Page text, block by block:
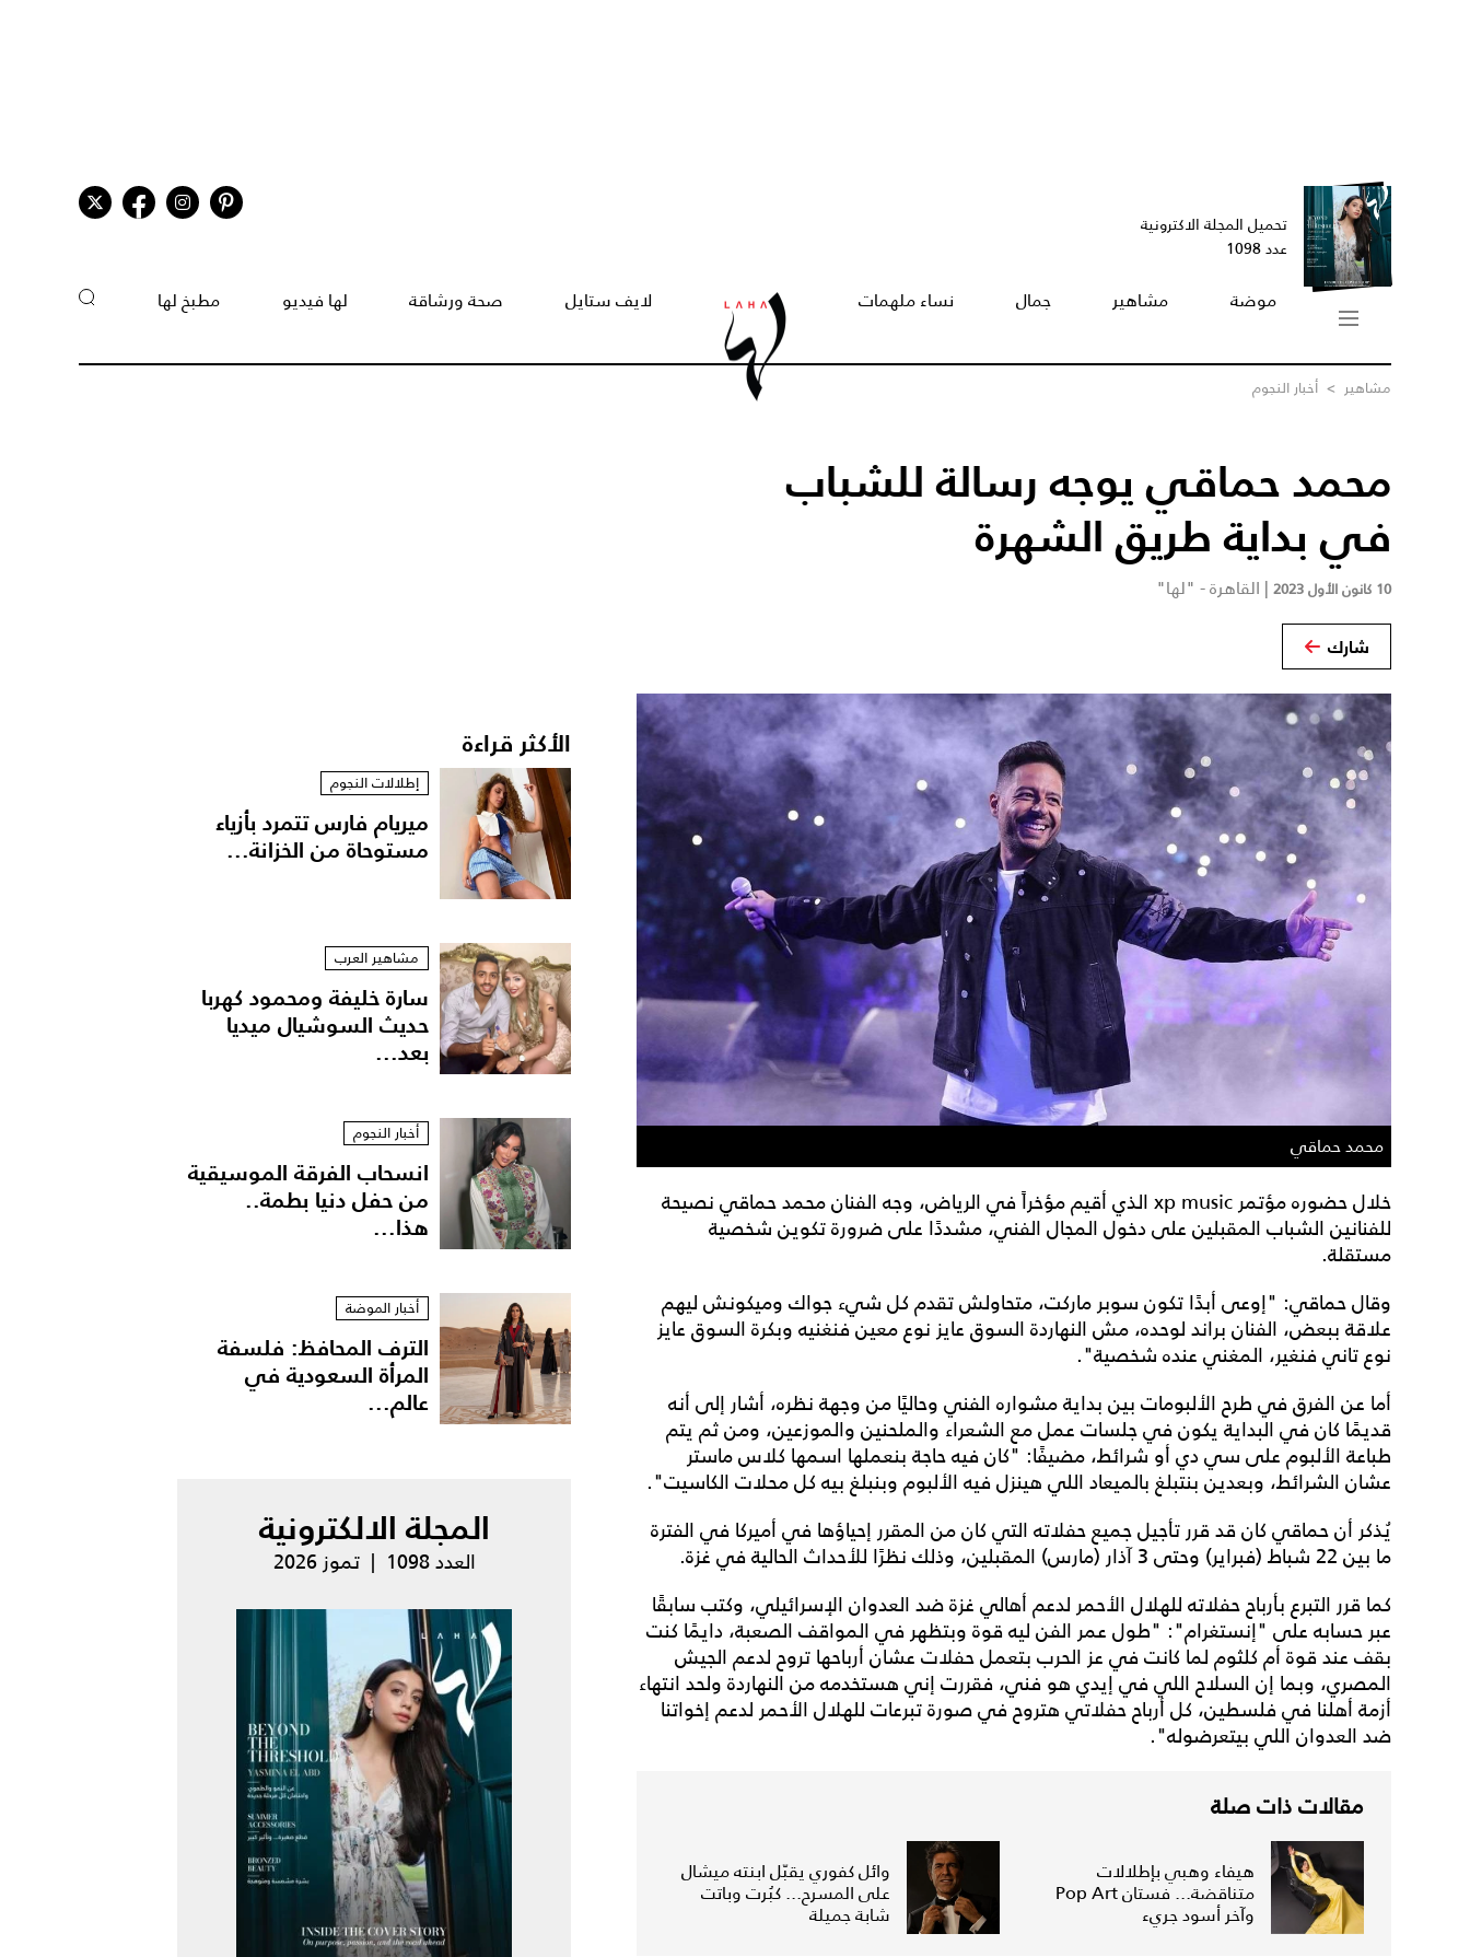
تحميل المجلة الاكترونية
عدد 1098
موضة مشاهير جمال نساء ملهمات لايف ستايل صحة ورشاقة لها فيديو مطبخ لها
مشاهير > أخبار النجوم
محمد حماقي يوجه رسالة للشباب
في بداية طريق الشهرة
10 كانون الأول 2023 | القاهرة - "لها"
شارك
محمد حماقي
خلال حضوره مؤتمر xp music الذي أقيم مؤخراً في الرياض، وجه الفنان محمد حماقي نصيحة
للفنانين الشباب المقبلين على دخول المجال الفني، مشددًا على ضرورة تكوين شخصية
مستقلة.
وقال حماقي: "إوعى أبدًا تكون سوبر ماركت، متحاولش تقدم كل شيء جواك وميكونش ليهم
علاقة ببعض، الفنان براند لوحده، مش النهاردة السوق عايز نوع معين فنغنيه وبكرة السوق عايز
نوع تاني فنغير، المغني عنده شخصية".
أما عن الفرق في طرح الألبومات بين بداية مشواره الفني وحاليًا من وجهة نظره، أشار إلى أنه
قديمًا كان في البداية يكون في جلسات عمل مع الشعراء والملحنين والموزعين، ومن ثم يتم
طباعة الألبوم على سي دي أو شرائط، مضيفًا: "كان فيه حاجة بنعملها اسمها كلاس ماستر
عشان الشرائط، وبعدين بنتبلغ بالميعاد اللي هينزل فيه الألبوم وبنبلغ بيه كل محلات الكاسيت".
يُذكر أن حماقي كان قد قرر تأجيل جميع حفلاته التي كان من المقرر إحياؤها في أميركا في الفترة
ما بين 22 شباط (فبراير) وحتى 3 آذار (مارس) المقبلين، وذلك نظرًا للأحداث الحالية في غزة.
كما قرر التبرع بأرباح حفلاته للهلال الأحمر لدعم أهالي غزة ضد العدوان الإسرائيلي، وكتب سابقًا
عبر حسابه على "إنستغرام": "طول عمر الفن ليه قوة وبتظهر في المواقف الصعبة، دايمًا كنت
بقف عند قوة أم كلثوم لما كانت في عز الحرب بتعمل حفلات عشان أرباحها تروح لدعم الجيش
المصري، وبما إن السلاح اللي في إيدي هو فني، فقررت إني هستخدمه من النهاردة ولحد انتهاء
أزمة أهلنا في فلسطين، كل أرباح حفلاتي هتروح في صورة تبرعات للهلال الأحمر لدعم إخواتنا
ضد العدوان اللي بيتعرضوله".
مقالات ذات صلة
هيفاء وهبي بإطلالات
متناقضة... فستان Pop Art
وآخر أسود جريء
وائل كفوري يقبّل ابنته ميشال
على المسرح... كبُرت وباتت
شابة جميلة
الأكثر قراءة
إطلالات النجوم
ميريام فارس تتمرد بأزياء
مستوحاة من الخزانة...
مشاهير العرب
سارة خليفة ومحمود كهربا
حديث السوشيال ميديا
بعد...
أخبار النجوم
انسحاب الفرقة الموسيقية
من حفل دنيا بطمة..
هذا...
أخبار الموضة
الترف المحافظ: فلسفة
المرأة السعودية في
عالم...
المجلة الالكترونية
العدد 1098 | تموز 2026